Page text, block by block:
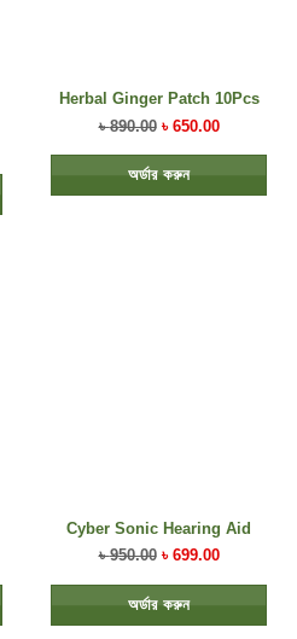
Herbal Ginger Patch 10Pcs
৳890.00 ৳ 650.00
অর্ডার করুন
Cyber Sonic Hearing Aid
৳950.00 ৳ 699.00
অর্ডার করুন